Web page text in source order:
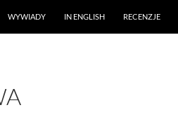
WYWIADY IN ENGLISH RECENZJE